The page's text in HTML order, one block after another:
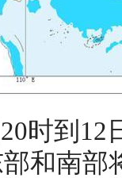
时到
和南部